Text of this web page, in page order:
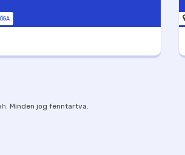
. Minden jog fenntartva.